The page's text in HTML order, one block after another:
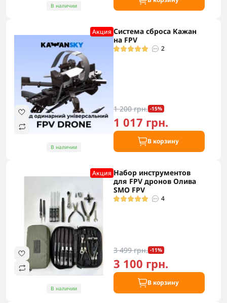
В наличии
Акция
В наличии
Система сброса Кажан
на FPV
2
1 200 грн. -15%
1 017 грн.
В корзину
Акция
В наличии
Набор инструментов
для FPV дронов Олива
SMO FPV
4
3 499 грн. -11%
3 100 грн.
В корзину